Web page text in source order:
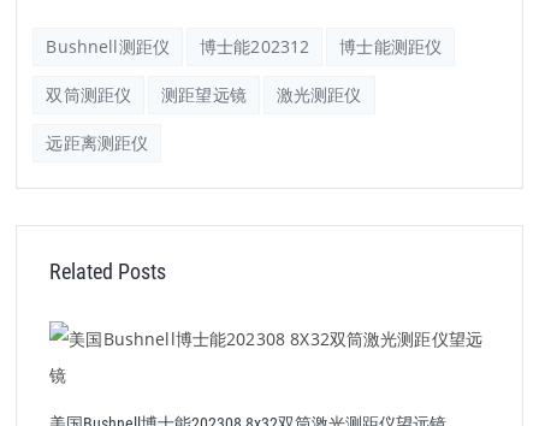
Bushnell测距仪 博士能202312 博士能测距仪
双筒测距仪 测距望远镜 激光测距仪
远距离测距仪
Related Posts